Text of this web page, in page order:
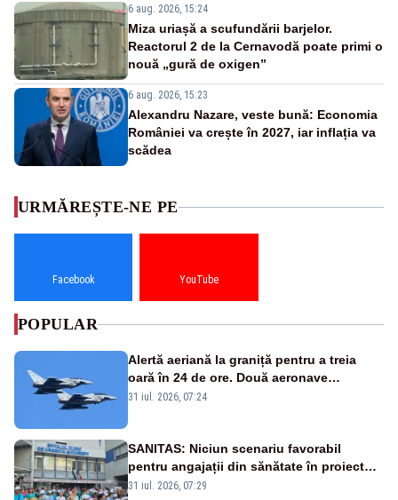
6 aug. 2026, 15:24
Miza uriașă a scufundării barjelor.
Reactorul 2 de la Cernavodă poate primi o
nouă „gură de oxigen”
6 aug. 2026, 15:23
Alexandru Nazare, veste bună: Economia
României va crește în 2027, iar inflația va
scădea
URMĂREȘTE-NE PE
Facebook YouTube
POPULAR
Alertă aeriană la graniță pentru a treia
oară în 24 de ore. Două aeronave
Eurofighter britanice au fost ridicate de la
31 iul. 2026, 07:24
SANITAS: Niciun scenariu favorabil
pentru angajații din sănătate în proiectul
Legii salarizării
31 iul. 2026, 07:29